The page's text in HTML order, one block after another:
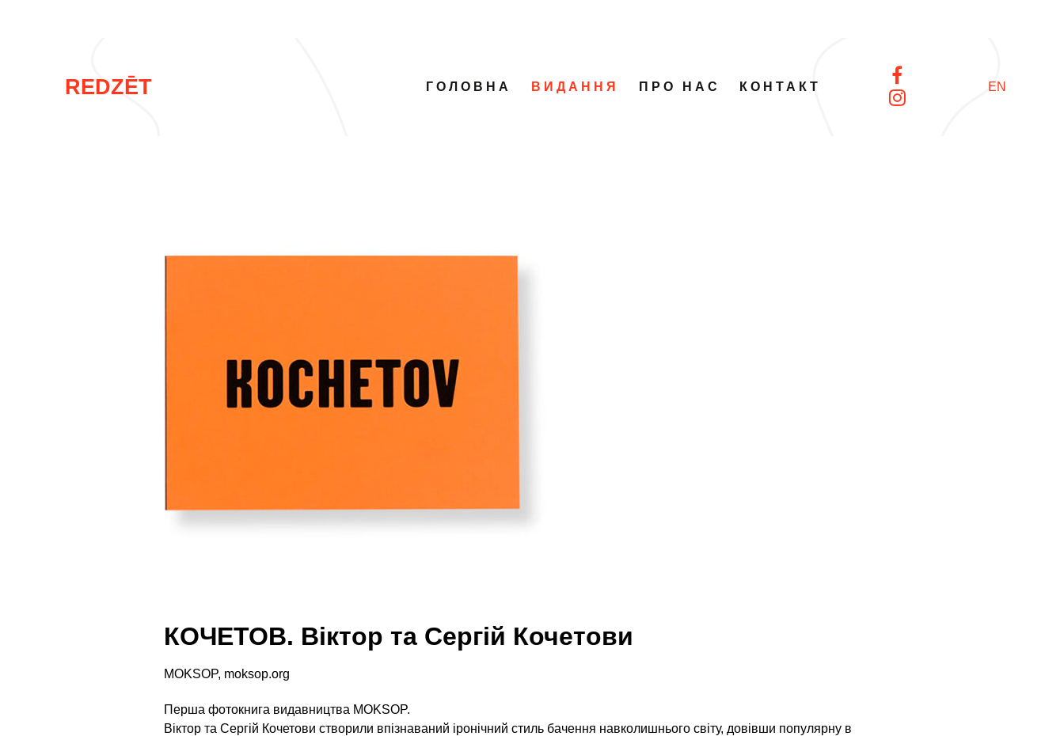
REDZĒT ГОЛОВНА ВИДАННЯ ПРО НАС КОНТАКТ EN
КОЧЕТОВ. Віктор та Сергій Кочетови
MOKSOP, moksop.org
Перша фотокнига видавництва MOKSOP.
Віктор та Сергій Кочетови створили впізнаваний іронічний стиль бачення навколишнього світу, довівши популярну в